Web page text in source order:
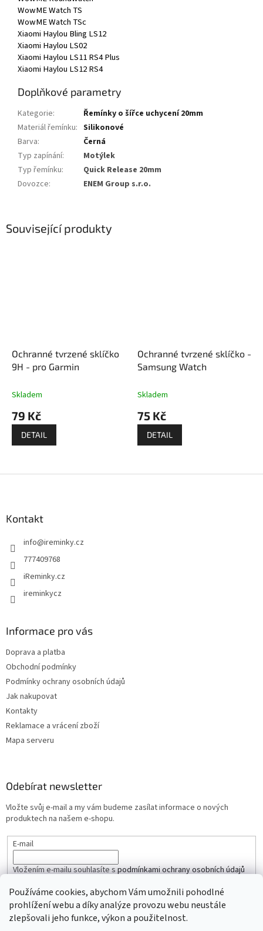
Používáme cookies, abychom Vám umožnili pohodlné
prohlížení webu a díky analýze provozu webu neustále
zlepšovali jeho funkce, výkon a použitelnost.
Související produkty
Ochranné tvrzené sklíčko
9H - pro Garmin
Skladem
79 Kč
DETAIL
Ochranné tvrzené sklíčko -
Samsung Watch
Skladem
75 Kč
DETAIL
WowME Watch TS
WowME Watch TSc
Xiaomi Haylou Bling LS12
Xiaomi Haylou LS02
Xiaomi Haylou LS11 RS4 Plus
Xiaomi Haylou LS12 RS4
Doplňkové parametry
Kategorie:
Řemínky o šířce uchycení 20mm
Materiál řemínku: Silikonové
Barva:
Černá
Typ zapínání:
Motýlek
Typ řemínku:
Quick Release 20mm
Dovozce: ENEM Group s.r.o.
Kontakt
info@ireminky.cz
777409768
iReminky.cz
ireminkycz
Informace pro vás
Doprava a platba
Obchodní podmínky
Podmínky ochrany osobních údajů
Jak nakupovat
Kontakty
Reklamace a vrácení zboží
Mapa serveru
Odebírat newsletter
Vložte svůj e-mail a my vám budeme zasílat informace o nových
produktech na našem e-shopu.
E-mail
Vložením e-mailu souhlasíte spodmínkami ochrany osobních údajů
PŘIHLÁSIT SE